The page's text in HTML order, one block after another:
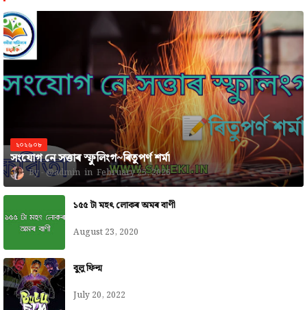
২০২৬০৮
সংযোগ নে সত্তাৰ স্ফুলিংগ~ৰিতুপৰ্ণ শৰ্মা
@admin February 25, 2026
১৫৫ টা মহৎ লোকৰ অমৰ বাণী
August 23, 2020
বুলু ফিল্ম
July 20, 2022